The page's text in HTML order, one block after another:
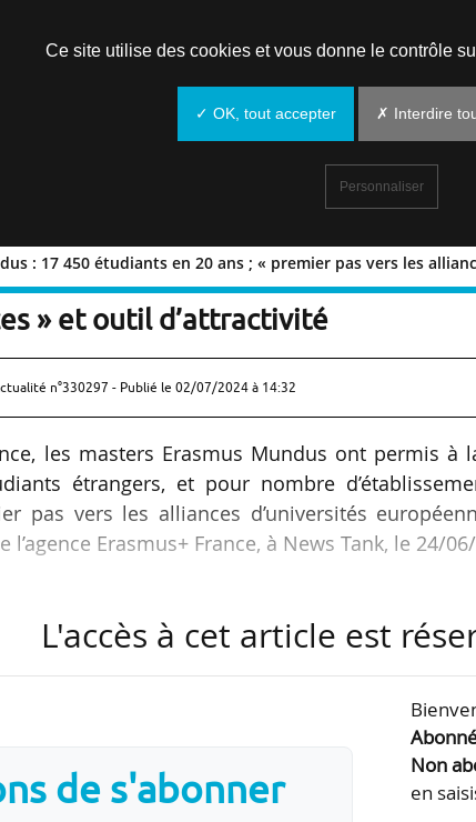
: 17 450 étudiants en 20 ans ; « premier pas vers les
: 17 450 étudiants en 20 ans ; «
» et outil d’attractivité
n°330297 - Publié le 02/07/2024 à 14:32
les masters Erasmus Mundus ont permis à
étrangers, et pour nombre
pas vers les alliances d’universités
l’agence Erasmus+ France, à News Tank, le 24/
les 24 et 25/06 à Bordeaux, en partenariat
Mundus doit réunir au moins trois
pays différents (dont au moins deux parmi les
L'accès à cet article est
de s'abonner
Non
en
Ce site utilise des cookies et vous donne le contrôle
✓ OK, tout accepter ✗ Interdire
Personnaliser